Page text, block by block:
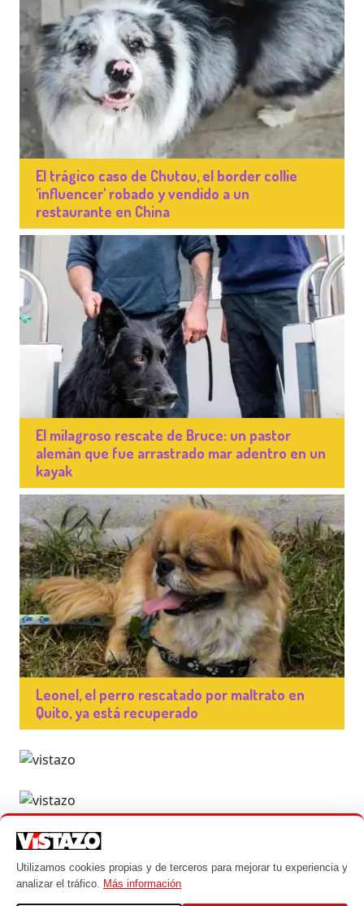
El trágico caso de Chutou, el border collie
'influencer' robado y vendido a un
restaurante en China
El milagroso rescate de Bruce: un pastor
alemán que fue arrastrado mar adentro en un
kayak
Leonel, el perro rescatado por maltrato en
Quito, ya está recuperado
Utilizamos cookies propias y de terceros para mejorar tu experiencia y
analizar el tráfico. Más información